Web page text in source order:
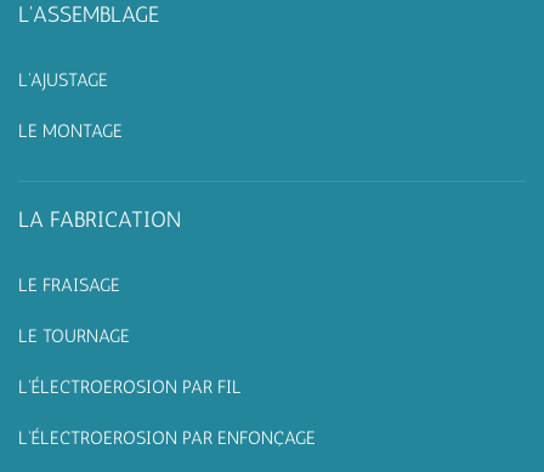
L'ASSEMBLAGE
L'AJUSTAGE
LE MONTAGE
LA FABRICATION
LE FRAISAGE
LE TOURNAGE
L'ÉLECTROEROSION PAR FIL
L'ÉLECTROEROSION PAR ENFONÇAGE